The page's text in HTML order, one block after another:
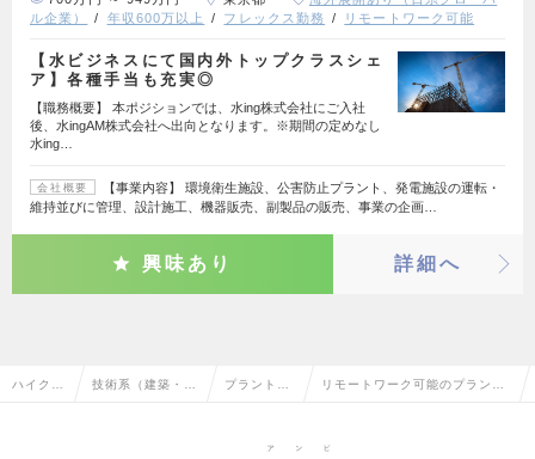
ル企業）
年収600万以上 フレックス勤務 リモートワーク可能
【水ビジネスにて国内外トップクラスシェ
ア】各種手当も充実◎
【職務概要】 本ポジションでは、水ing株式会社にご入社
後、水ingAM株式会社へ出向となります。※期間の定めなし
水ing…
会社概要
【事業内容】 環境衛生施設、公害防止プラント、発電施設の運転・
維持並びに管理、設計施工、機器販売、副製品の販売、事業の企画…
興味あり 詳細へ
ハイクラ 技術系（建築・設 プラントエ リモートワーク可能のプラント